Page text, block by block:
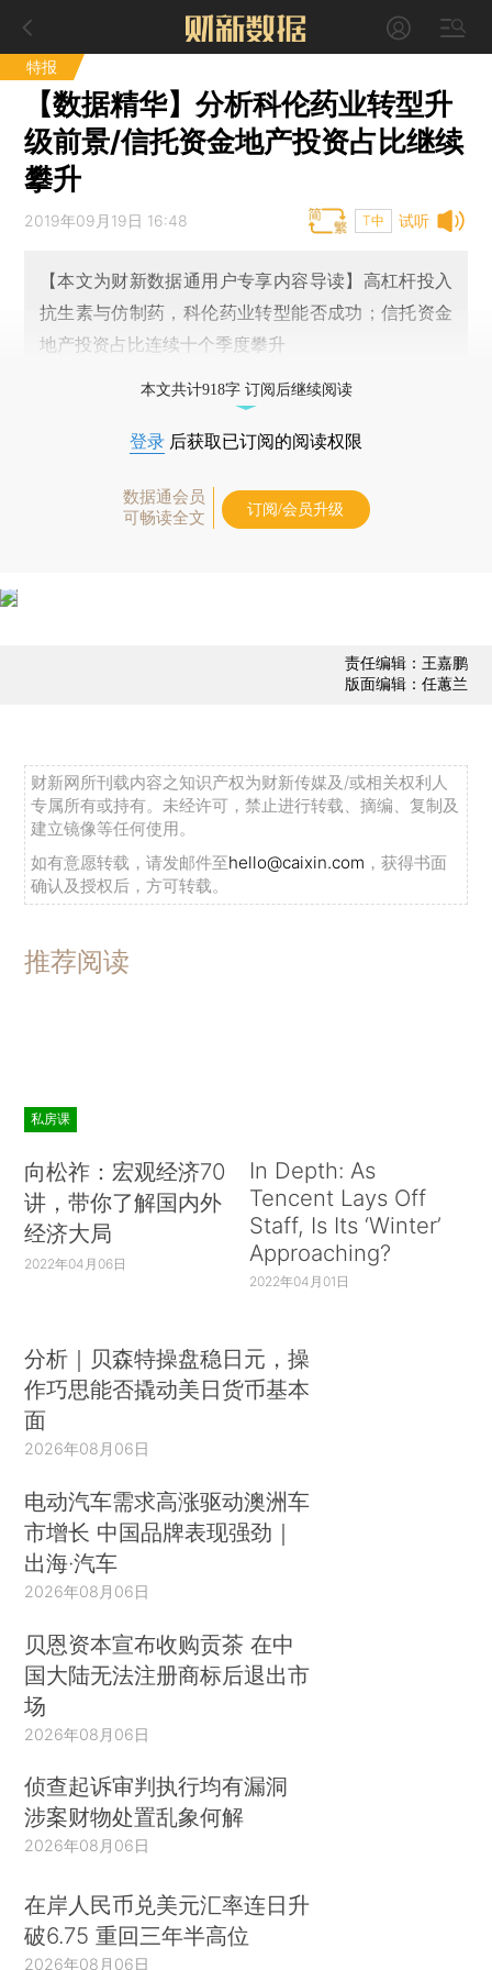
特报
【数据精华】分析科伦药业转型升
级前景/信托资金地产投资占比继续
攀升
试听
2019年09月19日 16:48 T中
【本文为财新数据通用户专享内容导读】高杠杆投入
抗生素与仿制药，科伦药业转型能否成功；信托资金
地产投资占比连续十个季度攀升
本文共计918字 订阅后继续阅读
登录 后获取已订阅的阅读权限
数据通会员
可畅读全文
订阅/会员升级
责任编辑：王嘉鹏
版面编辑：任蕙兰
财新网所刊载内容之知识产权为财新传媒及/或相关权利人
专属所有或持有。未经许可，禁止进行转载、摘编、复制及
建立镜像等任何使用。
如有意愿转载，请发邮件至hello@caixin.com ，获得书面
确认及授权后，方可转载。
推荐阅读
私房课
向松祚：宏观经济70
讲，带你了解国内外
经济大局
2022年04月06日
In Depth: As
Tencent Lays Off
Staff, Is Its ‘Winter’
Approaching?
2022年04月01日
分析｜贝森特操盘稳日元，操
作巧思能否撬动美日货币基本
面
2026年08月06日
电动汽车需求高涨驱动澳洲车
市增长 中国品牌表现强劲｜
出海·汽车
2026年08月06日
贝恩资本宣布收购贡茶 在中
国大陆无法注册商标后退出市
场
2026年08月06日
侦查起诉审判执行均有漏洞
涉案财物处置乱象何解
2026年08月06日
在岸人民币兑美元汇率连日升
破6.75 重回三年半高位
2026年08月06日